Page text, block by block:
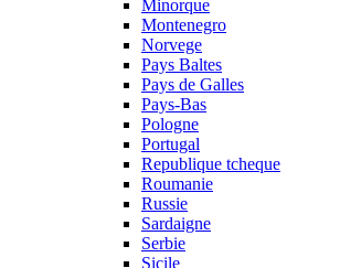
Minorque
Montenegro
Norvege
Pays Baltes
Pays de Galles
Pays-Bas
Pologne
Portugal
Republique tcheque
Roumanie
Russie
Sardaigne
Serbie
Sicile